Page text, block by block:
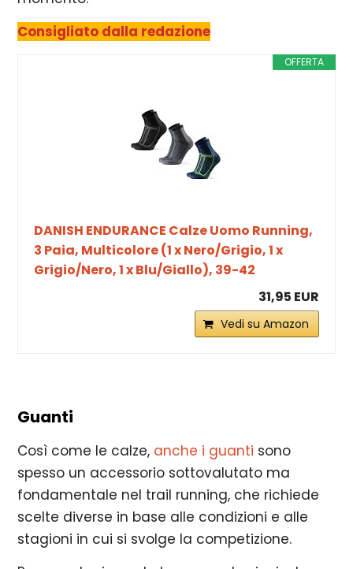
Consigliato dalla redazione
OFFERTA
DANISH ENDURANCE Calze Uomo Running,
3 Paia, Multicolore (1 x Nero/Grigio, 1 x
Grigio/Nero, 1 x Blu/Giallo), 39-42
31,95 EUR
Vedi su Amazon
Guanti
Così come le calze, anche i guanti sono
spesso un accessorio sottovalutato ma
fondamentale nel trail running, che richiede
scelte diverse in base alle condizioni e alle
stagioni in cui si svolge la competizione.